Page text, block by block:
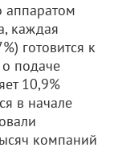
аппаратом
каждая
готовится к
о подаче
10,9%
в начале
компаний